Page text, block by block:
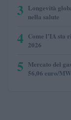
3 Longevità
nella salute
4 Come l’IA sta
2026
5 Mercato del
56,06 euro/